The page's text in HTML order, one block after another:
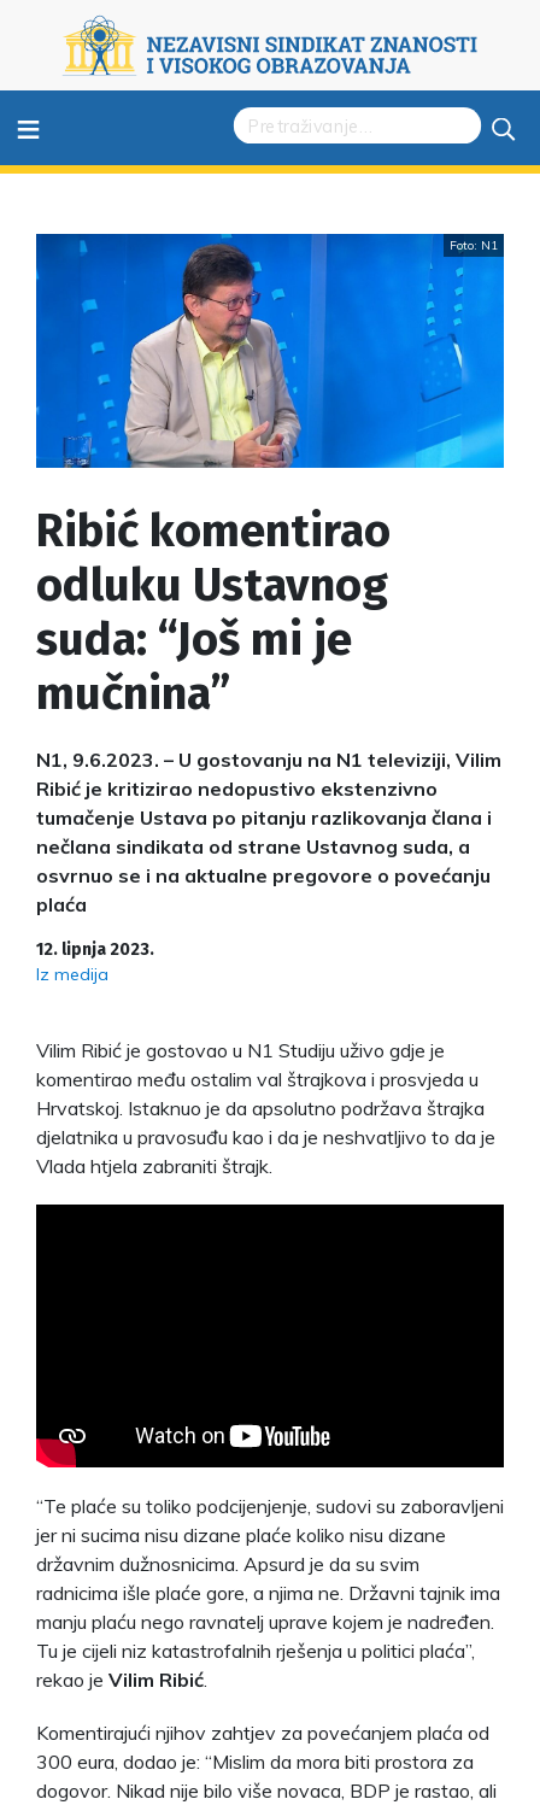
≡
Foto: N1
Ribić komentirao
odluku Ustavnog
suda: “Još mi je
mučnina”
N1, 9.6.2023. – U gostovanju na N1 televiziji, Vilim
Ribić je kritizirao nedopustivo ekstenzivno
tumačenje Ustava po pitanju razlikovanja člana i
nečlana sindikata od strane Ustavnog suda, a
osvrnuo se i na aktualne pregovore o povećanju
plaća
12. lipnja 2023.
Iz medija
Vilim Ribić je gostovao u N1 Studiju uživo gdje je
komentirao među ostalim val štrajkova i prosvjeda u
Hrvatskoj. Istaknuo je da apsolutno podržava štrajka
djelatnika u pravosuđu kao i da je neshvatljivo to da je
Vlada htjela zabraniti štrajk.
“Te plaće su toliko podcijenjenje, sudovi su zaboravljeni
jer ni sucima nisu dizane plaće koliko nisu dizane
državnim dužnosnicima. Apsurd je da su svim
radnicima išle plaće gore, a njima ne. Državni tajnik ima
manju plaću nego ravnatelj uprave kojem je nadređen.
Tu je cijeli niz katastrofalnih rješenja u politici plaća”,
rekao je Vilim Ribić
Komentirajući njihov zahtjev za povećanjem plaća od
300 eura, dodao je: “Mislim da mora biti prostora za
dogovor. Nikad nije bilo više novaca, BDP je rastao, ali